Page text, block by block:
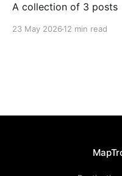
A collection of 3 posts
23 May 2026 12 min read